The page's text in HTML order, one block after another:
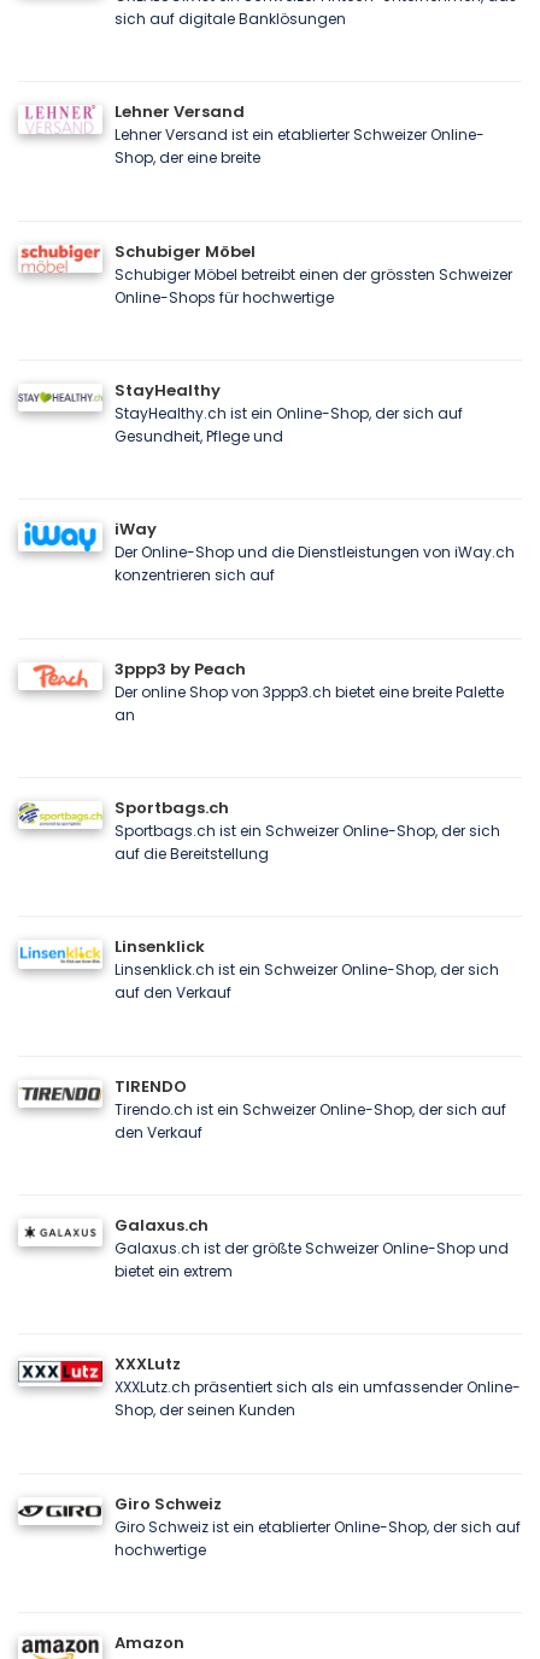
sich auf digitale Banklösungen
Lehner Versand
Lehner Versand ist ein etablierter Schweizer Online-
Shop, der eine breite
Schubiger Möbel
Schubiger Möbel betreibt einen der grössten Schweizer
Online-Shops für hochwertige
StayHealthy
StayHealthy.ch ist ein Online-Shop, der sich auf
Gesundheit, Pflege und
iWay
Der Online-Shop und die Dienstleistungen von iWay.ch
konzentrieren sich auf
3ppp3 by Peach
Der online Shop von 3ppp3.ch bietet eine breite Palette
an
Sportbags.ch
Sportbags.ch ist ein Schweizer Online-Shop, der sich
auf die Bereitstellung
Linsenklick
Linsenklick.ch ist ein Schweizer Online-Shop, der sich
auf den Verkauf
TIRENDO
Tirendo.ch ist ein Schweizer Online-Shop, der sich auf
den Verkauf
Galaxus.ch
Galaxus.ch ist der größte Schweizer Online-Shop und
bietet ein extrem
XXXLutz
XXXLutz.ch präsentiert sich als ein umfassender Online-
Shop, der seinen Kunden
Giro Schweiz
Giro Schweiz ist ein etablierter Online-Shop, der sich auf
hochwertige
Amazon